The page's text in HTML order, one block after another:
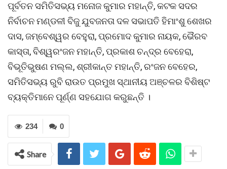
ପୂର୍ବତନ ସମିତିସଭ୍ୟ ମନୋଜ କୁମାର ମହାନ୍ତି, କଟକ ସଦର
ନିର୍ବାଚନ ମଣ୍ଡଳୀ ବିଜୁ ଯୁବଜନତା ଦଳ ସଭାପତି ହିମାଂଶୁ ଶେଖର
ଦାସ, ଜମ୍ବେଶ୍ୱର ବେହୁରା, ପ୍ରମୋଦ କୁମାର ନାୟକ, ଭୈରବ
କାସ୍ତା, ବିଶ୍ୱରଂଜନ ମହାନ୍ତି, ପ୍ରକାଶ ଚନ୍ଦ୍ର ବେହେରା,
ବିଭୂତିଭୁଷଣ ମଲ୍ଲ, ଶ୍ରୀକାନ୍ତ ମହାନ୍ତି, ରଂଜନ ବେହେର,
ସମିତିସଭ୍ୟ ରୁବି ରାଉତ ପ୍ରମୁଖ ସ୍ଥାନୀୟ ଅଞ୍ଚଳର ବିଶିଷ୍ଟ
ବ୍ୟକ୍ତିମାନେ ପୂର୍ଣ୍ଣ ସହଯୋଗ କରୁଛନ୍ତି ।
0
234
Share